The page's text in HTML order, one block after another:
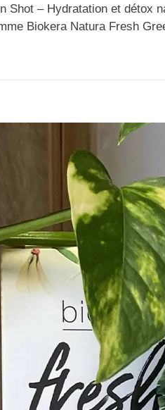
Shot – Hydratation et détox
Biokera Natura Fresh